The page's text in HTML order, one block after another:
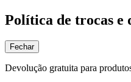
Política de trocas e
Fechar
Devolução gratuita para